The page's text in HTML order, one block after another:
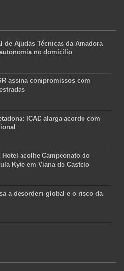
de Ajudas Técnicas da Amadora
no domicílio
assina compromissos com
ICAD alarga acordo com
Hotel acolhe Campeonato do
Kyte em Viana do Castelo
a desordem global e o risco da